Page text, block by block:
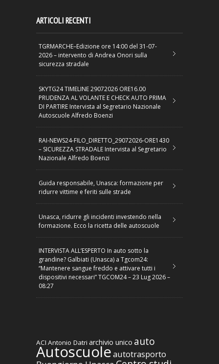
ARTICOLI RECENTI
TGRMARCHE–Edizione ore 14:00 del 31-07-
2026 – intervento di Andrea Onori sulla
sicurezza stradale
SKYTG24 TIMELINE 29072026 ORE16.00
PRUDENZA AL VOLANTE E CHECK AUTO PRIMA
DI PARTIRE Intervista al Segretario Nazionale
Autoscuole Alfredo Boenzi
RAI-NEWS24-FILO_DIRETTO_29072026-ORE1430
– SICUREZZA STRADALE Intervista al Segretario
Nazionale Alfredo Boenzi
Guida responsabile, Unasca: formazione per
ridurre vittime e feriti sulle strade
Unasca, ridurre gli incidenti investendo nella
formazione. Ecco la ricetta delle autoscuole
INTERVISTA ALL’ESPERTO In auto sotto la
grandine? Galbiati (Unasca) a Tgcom24:
“Mantenere sangue freddo e attivare tutti i
dispositivi necessari” TGCOM24 – 23 Lug 2026 –
08:27
ACI Antonio Datri archivio unico auto
Autoscuoleautotrasporto